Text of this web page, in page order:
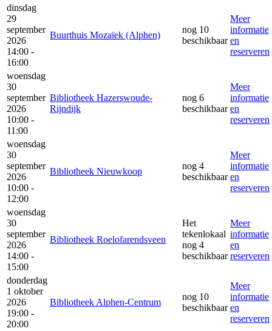
dinsdag
29
september
2026
14:00 -
16:00
Buurthuis Mozaïek (Alphen)
nog 10
beschikbaar
Meer
informatie
en
reserveren
woensdag
30
september
2026
10:00 -
11:00
Bibliotheek Hazerswoude-
Rijndijk
nog 6
beschikbaar
Meer
informatie
en
reserveren
woensdag
30
september
2026
10:00 -
12:00
Bibliotheek Nieuwkoop
nog 4
beschikbaar
Meer
informatie
en
reserveren
woensdag
30
september
2026
14:00 -
15:00
Bibliotheek Roelofarendsveen
Het
tekenlokaal
nog 4
beschikbaar
Meer
informatie
en
reserveren
donderdag
1 oktober
2026
19:00 -
20:00
Bibliotheek Alphen-Centrum
nog 10
beschikbaar
Meer
informatie
en
reserveren